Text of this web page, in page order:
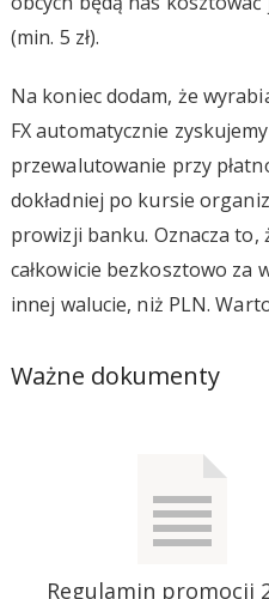
(min. 5 zł).
Na koniec dodam, że
FX automatycznie
przewalutowanie przy
dokładniej po kursie
prowizji banku. Oznacza to,
całkowicie bezkosztowo za
innej walucie, niż PLN.
Ważne dokumenty
Regulamin promocji